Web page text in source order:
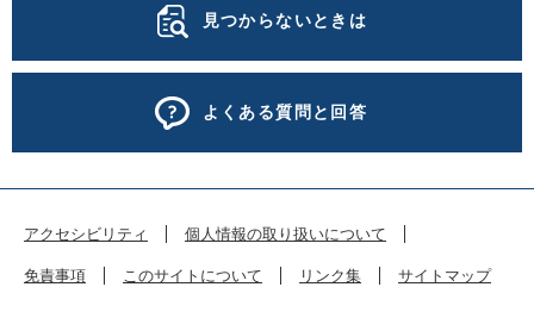
見つからないときは
よくある質問と回答
アクセシビリティ 個人情報の取り扱いについて
免責事項 このサイトについて リンク集 サイトマップ